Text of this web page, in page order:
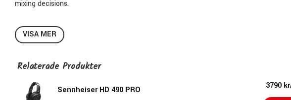
mixing decisions.
Backed by decades of Sennheiser engineering, technology, research and
Two unique sets of washable, replaceable ear pads for producing or mixing help
frequencies
Open-back design with an extremely wide, dimensional sound stage and ultra-
VISA MER
Relaterade Produkter
Sennheiser HD 490 PRO 3790